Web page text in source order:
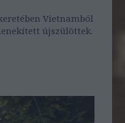
Vietnamból
újszülöttek.